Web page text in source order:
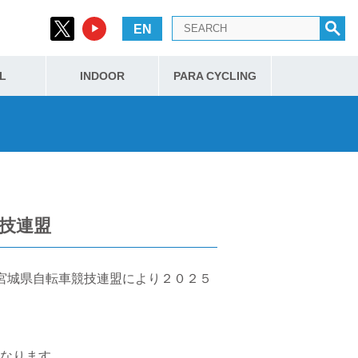
EN
INDOOR PARA CYCLING
連盟
県自転車競技連盟により２０２５